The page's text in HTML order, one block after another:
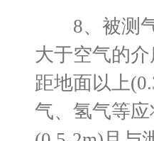
8、被测气
大于空气的
距地面以上
气、氢气等